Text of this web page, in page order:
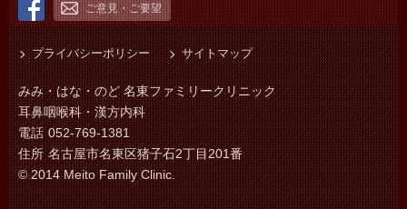
ご意見・ご要望
プライバシーポリシー サイトマップ
みみ・はな・のど 名東ファミリークリニック
耳鼻咽喉科・漢方内科
電話 052-769-1381
住所 名古屋市名東区猪子石2丁目201番
© 2014 Meito Family Clinic.